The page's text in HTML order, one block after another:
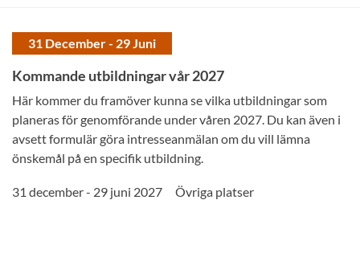
31 December - 29 Juni
Kommande utbildningar vår 2027
Här kommer du framöver kunna se vilka utbildningar som
planeras för genomförande under våren 2027. Du kan även i
avsett formulär göra intresseanmälan om du vill lämna
önskemål på en specifik utbildning.
31 december - 29 juni 2027 Övriga platser